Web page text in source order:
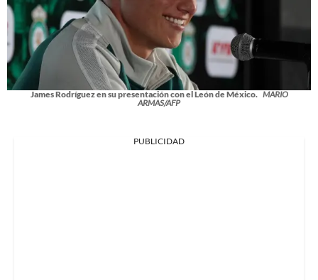
James Rodríguez en su presentación con el León de México. MARIO
ARMAS/AFP
PUBLICIDAD